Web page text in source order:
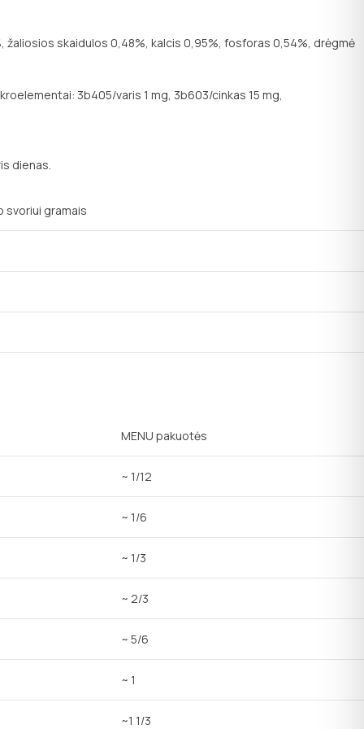
žaliosios skaidulos 0,48%, kalcis 0,95%, fosforas 0,54%, drėgmė
3b405/varis 1 mg, 3b603/cinkas 15 mg,
dienas.
svoriui gramais
MENU pakuotės
~ 1/12
~ 1/6
~ 1/3
~ 2/3
~ 5/6
~ 1
~1 1/3